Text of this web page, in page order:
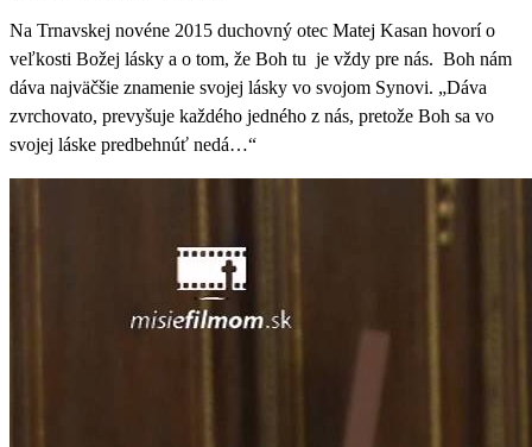
Na Trnavskej novéne 2015 duchovný otec Matej Kasan hovorí o
veľkosti Božej lásky a o tom, že Boh tu je vždy pre nás. Boh nám
dáva najväčšie znamenie svojej lásky vo svojom Synovi. „Dáva
zvrchovato, prevyšuje každého jedného z nás, pretože Boh sa vo
svojej láske predbehnúť nedá…“